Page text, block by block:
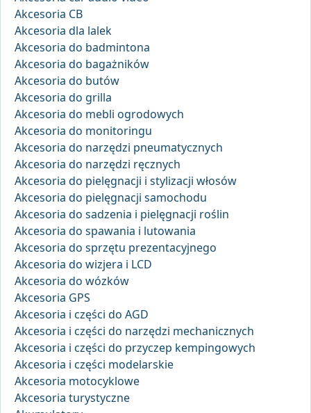
Akcesoria CB
Akcesoria dla lalek
Akcesoria do badmintona
Akcesoria do bagażników
Akcesoria do butów
Akcesoria do grilla
Akcesoria do mebli ogrodowych
Akcesoria do monitoringu
Akcesoria do narzędzi pneumatycznych
Akcesoria do narzędzi ręcznych
Akcesoria do pielęgnacji i stylizacji włosów
Akcesoria do pielęgnacji samochodu
Akcesoria do sadzenia i pielęgnacji roślin
Akcesoria do spawania i lutowania
Akcesoria do sprzętu prezentacyjnego
Akcesoria do wizjera i LCD
Akcesoria do wózków
Akcesoria GPS
Akcesoria i części do AGD
Akcesoria i części do narzędzi mechanicznych
Akcesoria i części do przyczep kempingowych
Akcesoria i części modelarskie
Akcesoria motocyklowe
Akcesoria turystyczne